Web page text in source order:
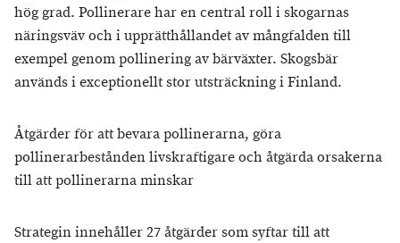
hög grad. Pollinerare har en central roll i skogarnas
näringsväv och i upprätthållandet av mångfalden till
exempel genom pollinering av bärväxter. Skogsbär
används i exceptionellt stor utsträckning i Finland.
Åtgärder för att bevara pollinerarna, göra
pollinerarbestånden livskraftigare och åtgärda orsakerna
till att pollinerarna minskar
Strategin innehåller 27 åtgärder som syftar till att